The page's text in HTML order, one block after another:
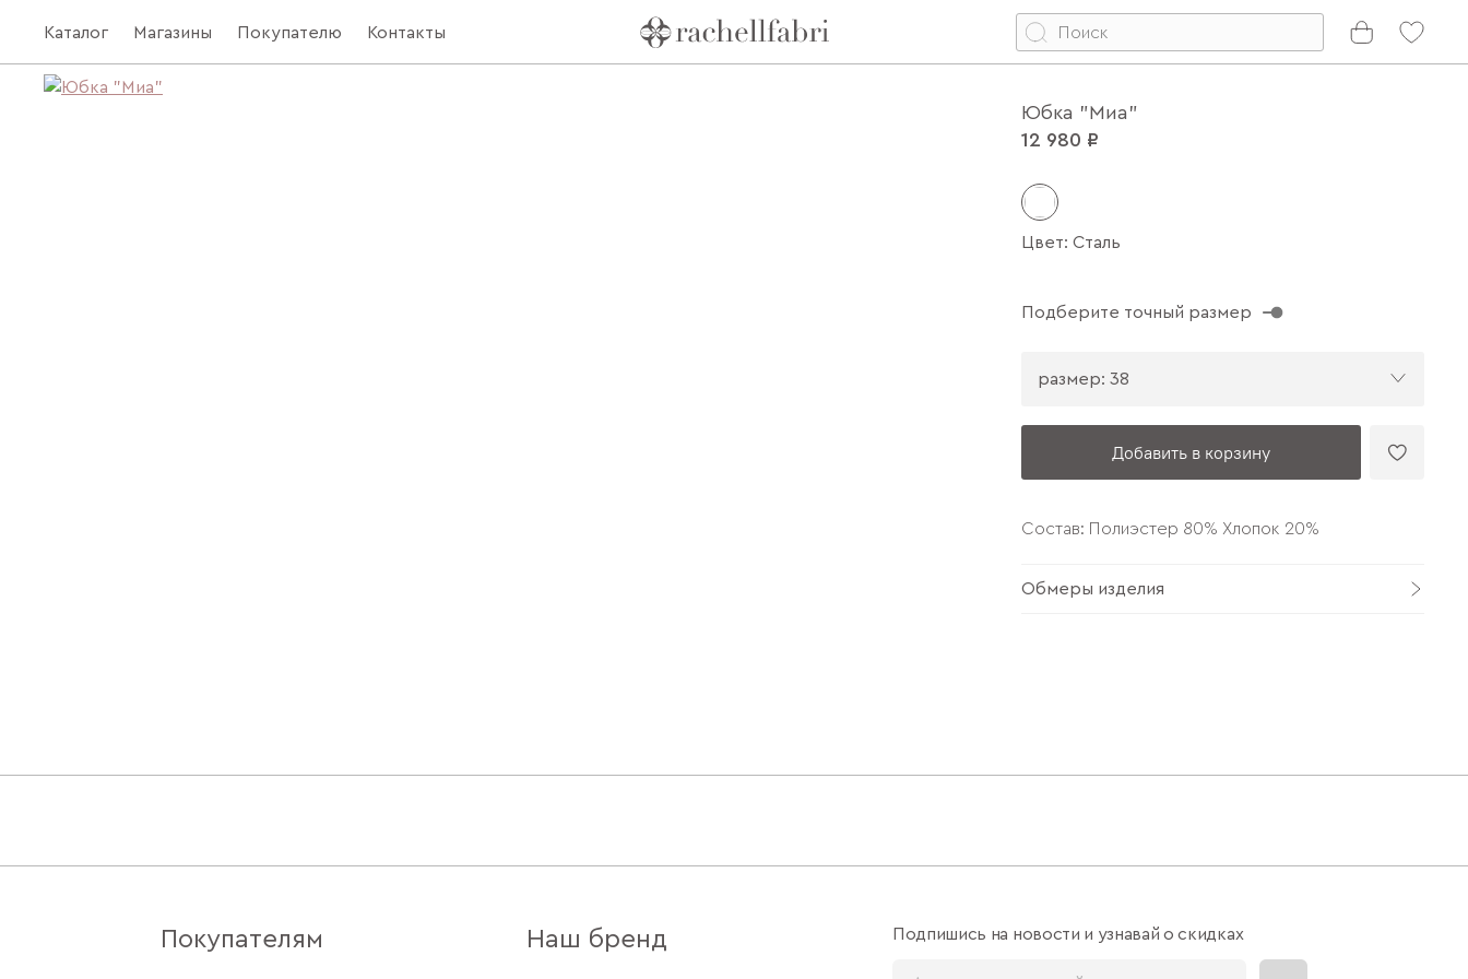
Каталог Магазины Покупателю Контакты
Юбка "Миа"
12 980 ₽
Добавить в корзину
Цвет: Сталь
Подберите точный размер
размер: 38
Состав: Полиэстер 80% Хлопок 20%
Обмеры изделия
Покупателям Наш бренд Подпишись на новости и узнавай о скидках